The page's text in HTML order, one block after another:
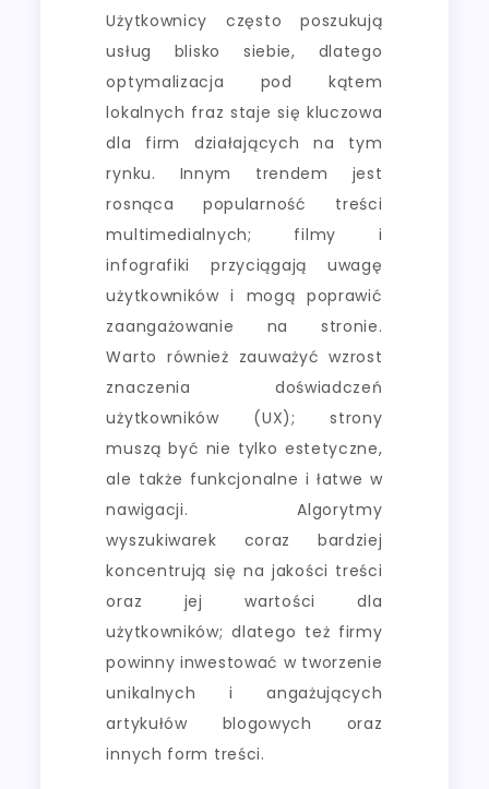
Użytkownicy często poszukują
usług blisko siebie, dlatego
optymalizacja pod kątem
lokalnych fraz staje się kluczowa
dla firm działających na tym
rynku. Innym trendem jest
rosnąca popularność treści
multimedialnych; filmy i
infografiki przyciągają uwagę
użytkowników i mogą poprawić
zaangażowanie na stronie.
Warto również zauważyć wzrost
znaczenia doświadczeń
użytkowników (UX); strony
muszą być nie tylko estetyczne,
ale także funkcjonalne i łatwe w
nawigacji. Algorytmy
wyszukiwarek coraz bardziej
koncentrują się na jakości treści
oraz jej wartości dla
użytkowników; dlatego też firmy
powinny inwestować w tworzenie
unikalnych i angażujących
artykułów blogowych oraz
innych form treści.